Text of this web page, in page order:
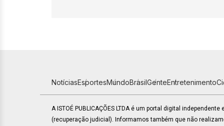
NotíciasEsportesMundoBrasilGenteEntretenimento
A ISTOÉ PUBLICAÇÕES LTDA é um portal digital
(recuperação judicial). Informamos também que não